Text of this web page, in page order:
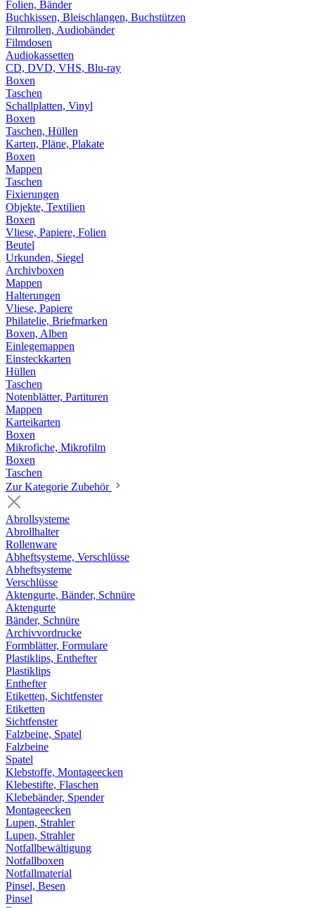
Folien, Bänder
Buchkissen, Bleischlangen, Buchstützen
Filmrollen, Audiobänder
Filmdosen
Audiokassetten
CD, DVD, VHS, Blu-ray
Boxen
Taschen
Schallplatten, Vinyl
Boxen
Taschen, Hüllen
Karten, Pläne, Plakate
Boxen
Mappen
Taschen
Fixierungen
Objekte, Textilien
Boxen
Vliese, Papiere, Folien
Beutel
Urkunden, Siegel
Archivboxen
Mappen
Halterungen
Vliese, Papiere
Philatelie, Briefmarken
Boxen, Alben
Einlegemappen
Einsteckkarten
Hüllen
Taschen
Notenblätter, Partituren
Mappen
Karteikarten
Boxen
Mikrofiche, Mikrofilm
Boxen
Taschen
Zur Kategorie Zubehör
Abrollsysteme
Abrollhalter
Rollenware
Abheftsysteme, Verschlüsse
Abheftsysteme
Verschlüsse
Aktengurte, Bänder, Schnüre
Aktengurte
Bänder, Schnüre
Archivvordrucke
Formblätter, Formulare
Plastiklips, Enthefter
Plastiklips
Enthefter
Etiketten, Sichtfenster
Etiketten
Sichtfenster
Falzbeine, Spatel
Falzbeine
Spatel
Klebstoffe, Montageecken
Klebestifte, Flaschen
Klebebänder, Spender
Montageecken
Lupen, Strahler
Lupen, Strahler
Notfallbewältigung
Notfallboxen
Notfallmaterial
Pinsel, Besen
Pinsel